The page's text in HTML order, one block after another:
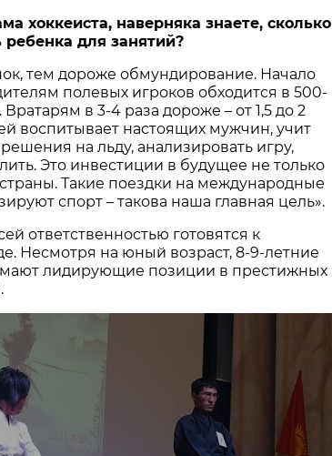
хоккеиста, наверняка знаете, сколько
ребенка для занятий?
тем дороже обмундирование. Начало
полевых игроков обходится в 500-
в 3-4 раза дороже – от 1,5 до 2
воспитывает настоящих мужчин, учит
на льду, анализировать игру,
Это инвестиции в будущее не только
Такие поездки на международные
спорт – такова наша главная цель».
ответственностью готовятся к
Несмотря на юный возраст, 8-9-летние
лидирующие позиции в престижных